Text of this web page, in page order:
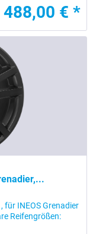
488,00 € *
für INEOS Grenadier
Reifengrößen: